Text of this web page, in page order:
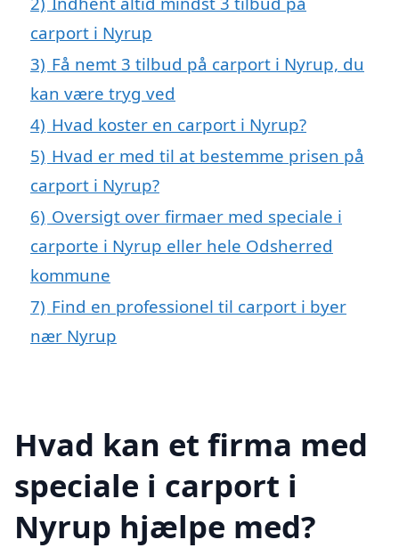
carport i Nyrup
3) Få nemt 3 tilbud på carport i Nyrup, du
kan være tryg ved
4) Hvad koster en carport i Nyrup?
5) Hvad er med til at bestemme prisen på
carport i Nyrup?
6) Oversigt over firmaer med speciale i
carporte i Nyrup eller hele Odsherred
kommune
7) Find en professionel til carport i byer
nær Nyrup
Hvad kan et firma med
speciale i carport i
Nyrup hjælpe med?